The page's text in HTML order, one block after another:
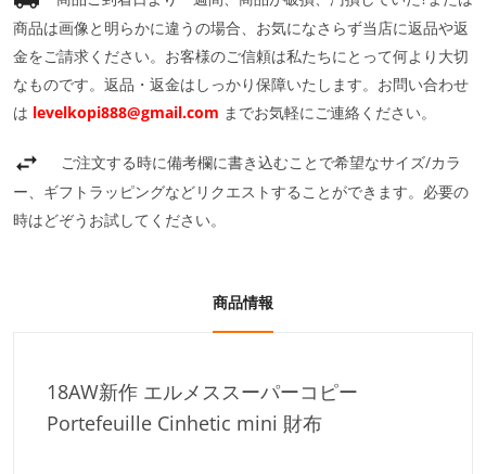
商品は画像と明らかに違うの場合、お気になさらず当店に返品や返
金をご請求ください。お客様のご信頼は私たちにとって何より大切
なものです。返品・返金はしっかり保障いたします。お問い合わせ
は levelkopi888@gmail.com までお気軽にご連絡ください。
ご注文する時に備考欄に書き込むことで希望なサイズ/カラ
ー、ギフトラッピングなどリクエストすることができます。必要の
時はどぞうお試してください。
商品情報
18AW新作 エルメススーパーコピー
Portefeuille Cinhetic mini 財布